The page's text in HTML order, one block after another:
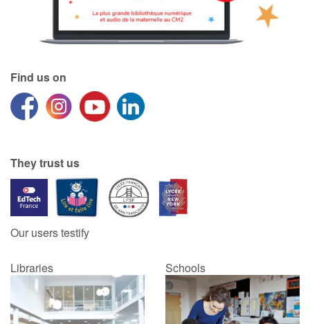
Find us on
They trust us
Our users testify
Libraries Schools